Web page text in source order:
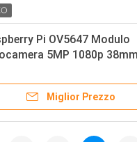
Pi OV5647 Modulo
5MP 1080p 38mm
Miglior Prezzo